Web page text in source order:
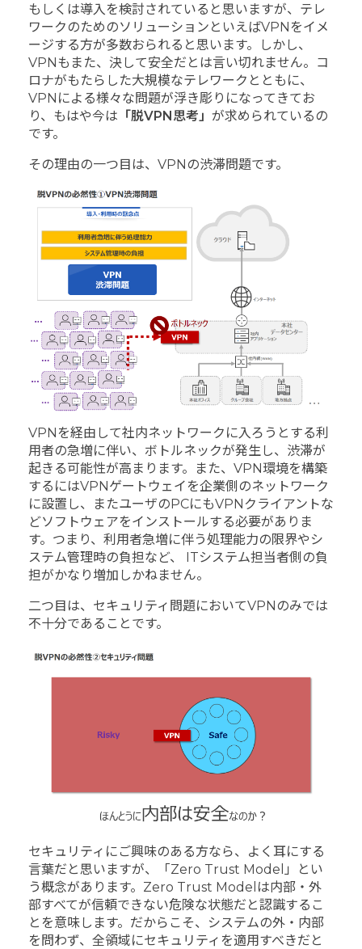
もしくは導入を検討されていると思いますが、テレ
ワークのためのソリューションといえばVPNをイメ
ージする方が多数おられると思います。しかし、
VPNもまた、決して安全だとは言い切れません。コ
ロナがもたらした大規模なテレワークとともに、
VPNによる様々な問題が浮き彫りになってきてお
り、もはや今は 「脱VPN思考」 が求められているの
です。
その理由の一つ目は、VPNの渋滞問題です。
VPNを経由して社内ネットワークに入ろうとする利
用者の急増に伴い、ボトルネックが発生し、渋滞が
起きる可能性が高まります。また、VPN環境を構築
するにはVPNゲートウェイを企業側のネットワーク
に設置し、またユーザのPCにもVPNクライアントな
どソフトウェアをインストールする必要がありま
す。つまり、利用者急増に伴う処理能力の限界やシ
ステム管理時の負担など、 ITシステム担当者側の負
担がかなり増加しかねません。
二つ目は、セキュリティ問題においてVPNのみでは
不十分であることです。
セキュリティにご興味のある方なら、よく耳にする
言葉だと思いますが、「Zero Trust Model」とい
う概念があります。Zero Trust Modelは内部・外
部すべてが信頼できない危険な状態だと認識するこ
とを意味します。だからこそ、システムの外・内部
を問わず、全領域にセキュリティを適用すべきだと